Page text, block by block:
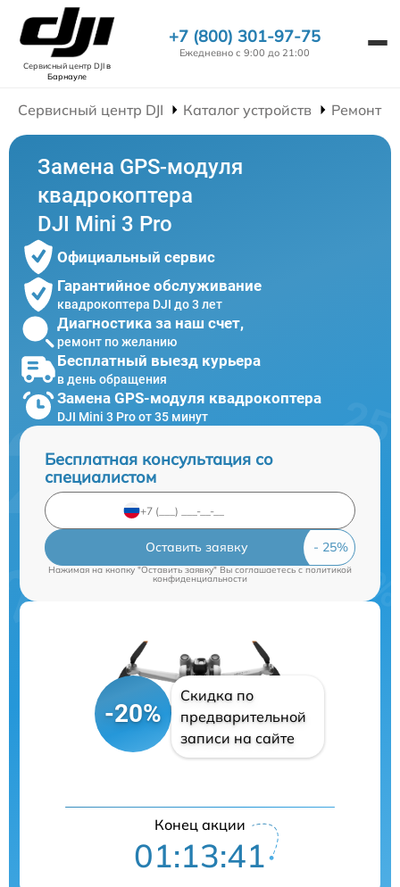
Сервисный центр DJIв
Барнауле
+7 (800) 301-97-75
Ежедневно с 9:00 до 21:00
Сервисный центр DJI Каталог устройств Ремонт
Замена GPS-модуля
квадрокоптера
DJI Mini 3 Pro
Официальный сервис
Гарантийное обслуживание
квадрокоптера DJI до 3 лет
Диагностика за наш счет,
ремонт по желанию
Бесплатный выезд курьера
в день обращения
Замена GPS-модуля квадрокоптера
DJI Mini 3 Pro от 35 минут
Бесплатная консультация со
специалистом
Оставить заявку
Нажимая на кнопку "Оставить заявку" Вы соглашаетесь cполитикой
конфиденциальности
-20%
Скидка по
предварительной
записи на сайте
Конец акции
01:13:40